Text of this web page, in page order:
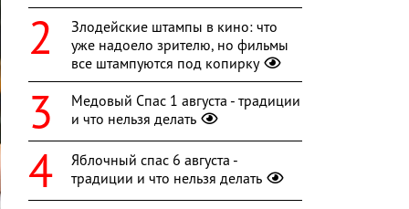
Злодейские штампы в кино: что
уже надоело зрителю, но фильмы
все штампуются под копирку
Медовый Спас 1 августа - традиции
и что нельзя делать
Яблочный спас 6 августа -
традиции и что нельзя делать